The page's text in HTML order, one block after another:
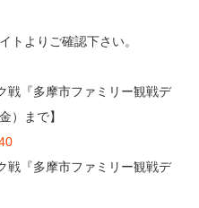
トよりご確認下さい。
戦『多摩市ファミリー観戦デ
）まで】
戦『多摩市ファミリー観戦デ